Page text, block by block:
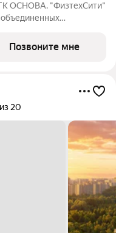
ОСНОВА. "ФизтехСити"
объединенных
собственный
на первых
Позвоните мне
20